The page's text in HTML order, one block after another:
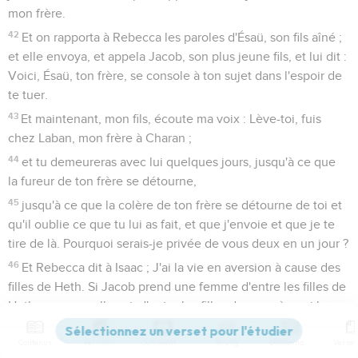
mon frère.
42 Et on rapporta à Rebecca les paroles d'Ésaü, son fils aîné ;
et elle envoya, et appela Jacob, son plus jeune fils, et lui dit :
Voici, Ésaü, ton frère, se console à ton sujet dans l'espoir de
te tuer.
43 Et maintenant, mon fils, écoute ma voix : Lève-toi, fuis
chez Laban, mon frère à Charan ;
44 et tu demeureras avec lui quelques jours, jusqu'à ce que
la fureur de ton frère se détourne,
45 jusqu'à ce que la colère de ton frère se détourne de toi et
qu'il oublie ce que tu lui as fait, et que j'envoie et que je te
tire de là. Pourquoi serais-je privée de vous deux en un jour ?
46 Et Rebecca dit à Isaac ; J'ai la vie en aversion à cause des
filles de Heth. Si Jacob prend une femme d'entre les filles de
Heth, comme celles-ci, d'entre les filles du pays, à quoi bon
pour moi de vivre ?
Versions Commentaires Strong